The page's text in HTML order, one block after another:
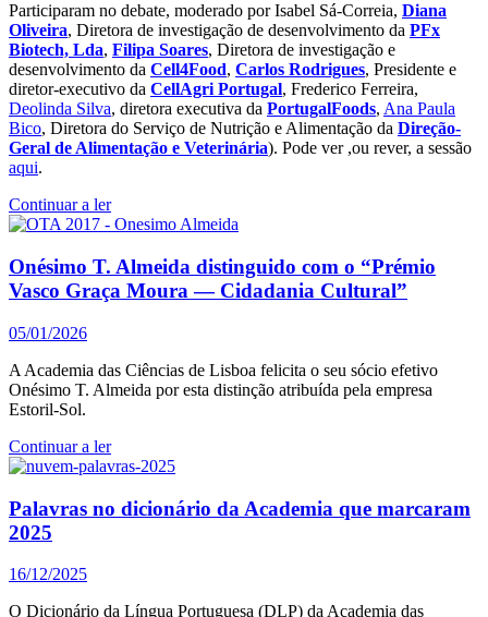
Participaram no debate, moderado por Isabel Sá-Correia, Diana
Oliveira, Diretora de investigação de desenvolvimento da PFx
Biotech, Lda, Filipa Soares, Diretora de investigação e
desenvolvimento da Cell4Food, Carlos Rodrigues, Presidente e
diretor-executivo da CellAgri Portugal, Frederico Ferreira,
Deolinda Silva, diretora executiva da PortugalFoods, Ana Paula
Bico, Diretora do Serviço de Nutrição e Alimentação da Direção-
Geral de Alimentação e Veterinária). Pode ver ,ou rever, a sessão
aqui.
Continuar a ler
Onésimo T. Almeida distinguido com o “Prémio
Vasco Graça Moura — Cidadania Cultural”
05/01/2026
A Academia das Ciências de Lisboa felicita o seu sócio efetivo
Onésimo T. Almeida por esta distinção atribuída pela empresa
Estoril-Sol.
Continuar a ler
Palavras no dicionário da Academia que marcaram
2025
16/12/2025
O Dicionário da Língua Portuguesa (DLP) da Academia das